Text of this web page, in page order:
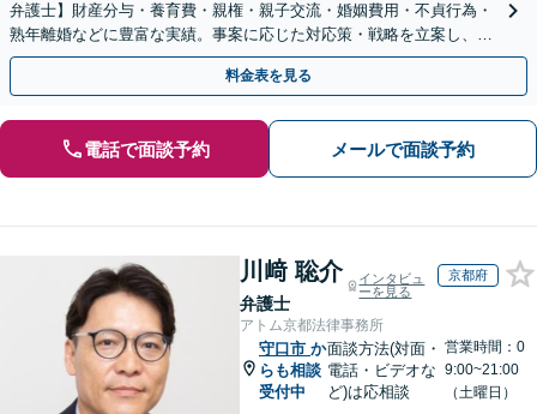
弁護士】財産分与・養育費・親権・親子交流・婚姻費用・不貞行為・
熟年離婚などに豊富な実績。事案に応じた対応策・戦略を立案し、全
力で闘います。明るい人生の再スタートを！
料金表を見る
電話で面談予約 メールで面談予約
川﨑 聡介
弁護士
インタビュ
ーを見る
京都府
アトム京都法律事務所
守口市 か
らも相談
受付中
面談方法(対面・
電話・ビデオな
ど)は応相談
営業時間：0
9:00~21:00
（土曜日）